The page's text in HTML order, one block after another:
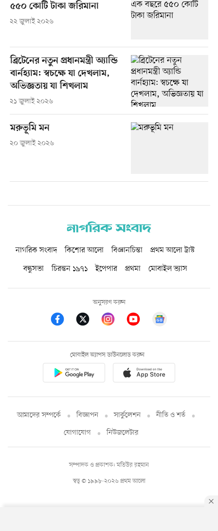
৫৫০ কোটি টাকা জরিমানা
২২ জুলাই ২০২৬
ব্রিটেনের নতুন প্রধানমন্ত্রী অ্যান্ডি
বার্নহ্যাম: স্বচক্ষে যা দেখলাম,
অভিজ্ঞতায় যা শিখলাম
২১ জুলাই ২০২৬
মরুভূমি মন
২০ জুলাই ২০২৬
নাগরিক সংবাদ কিশোর আলো বিজ্ঞানচিন্তা
প্রথম আলো ট্রাস্ট
বন্ধুসভা
চিরন্তন ১৯৭১ ইপেপার প্রথমা মোবাইল ভ্যাস
অনুসরণ করুন
মোবাইল অ্যাপস ডাউনলোড করুন
আমাদের সম্পর্কে বিজ্ঞাপন সার্কুলেশন
নীতি ও শর্ত
যোগাযোগ
নিউজলেটার
স্বত্ব © ১৯৯৮-২০২৬ প্রথম আলো
সম্পাদক ও প্রকাশক: মতিউর রহমান